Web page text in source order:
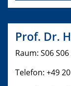
Prof. Dr.
Raum: S06 S06
Telefon: +49